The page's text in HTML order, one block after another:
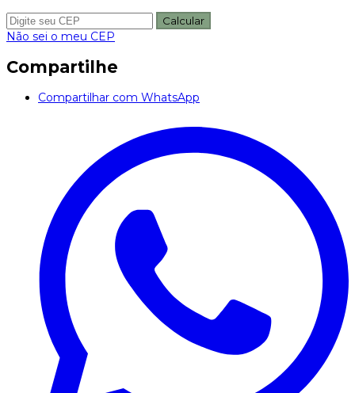
Calcular
Não sei o meu CEP
Compartilhe
Compartilhar com WhatsApp